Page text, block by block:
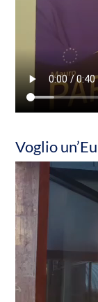
Voglio